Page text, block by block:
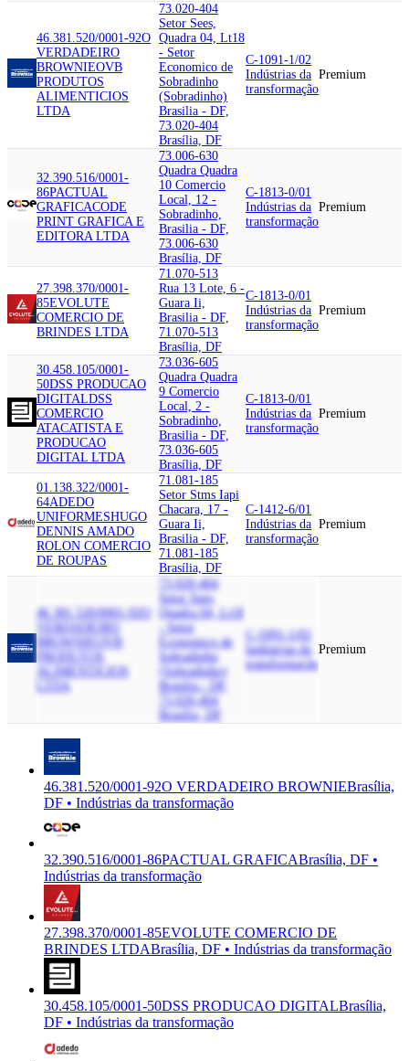
46.381.520/0001-92O
VERDADEIRO
BROWNIEOVB
PRODUTOS
ALIMENTICIOS
LTDA
73.020-404
Setor Sees,
Quadra 04, Lt18
- Setor
Economico de
Sobradinho
(Sobradinho)
Brasilia - DF,
73.020-404
Brasília, DF
C-1091-1/02
Indústrias da
transformação
Premium
32.390.516/0001-
86PACTUAL
GRAFICACODE
PRINT GRAFICA E
EDITORA LTDA
73.006-630
Quadra Quadra
10 Comercio
Local, 12 -
Sobradinho,
Brasilia - DF,
73.006-630
Brasília, DF
C-1813-0/01
Indústrias da
transformação
Premium
27.398.370/0001-
85EVOLUTE
COMERCIO DE
BRINDES LTDA
71.070-513
Rua 13 Lote, 6 -
Guara Ii,
Brasilia - DF,
71.070-513
Brasília, DF
C-1813-0/01
Indústrias da
transformação
Premium
30.458.105/0001-
50DSS PRODUCAO
DIGITALDSS
COMERCIO
ATACATISTA E
PRODUCAO
DIGITAL LTDA
73.036-605
Quadra Quadra
9 Comercio
Local, 2 -
Sobradinho,
Brasilia - DF,
73.036-605
Brasília, DF
C-1813-0/01
Indústrias da
transformação
Premium
01.138.322/0001-
64ADEDO
UNIFORMESHUGO
DENNIS AMADO
ROLON COMERCIO
DE ROUPAS
71.081-185
Setor Stms Iapi
Chacara, 17 -
Guara Ii,
Brasilia - DF,
71.081-185
Brasília, DF
C-1412-6/01
Indústrias da
transformação
Premium
46.381.520/0001-92O
VERDADEIRO
BROWNIE
PRODUTOS
ALIMENTICIOS
73.020-404
Setor Sees,
Quadra 04, Lt18
- Setor
Economico de
Sobradinho
(Sobradinho)
Brasilia - DF,
73.020-404
Brasília, DF
C-1091-1/02
Indústrias da
transformação
Premium
46.381.520/0001-92O VERDADEIRO BROWNIEBrasília,
DF • Indústrias da transformação
32.390.516/0001-86PACTUAL GRAFICABrasília, DF •
Indústrias da transformação
27.398.370/0001-85EVOLUTE COMERCIO DE
BRINDES LTDABrasília, DF • Indústrias da transformação
30.458.105/0001-50DSS PRODUCAO DIGITALBrasília,
DF • Indústrias da transformação